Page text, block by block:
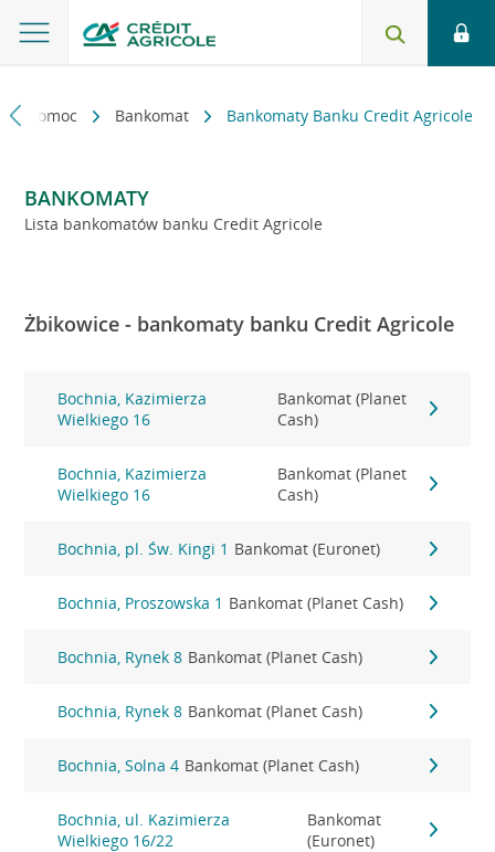
i pomoc Bankomat Bankomaty Banku Credit Agricole
BANKOMATY
Lista bankomatów banku Credit Agricole
Żbikowice - bankomaty banku Credit Agricole
Bochnia, Kazimierza
Wielkiego 16
Bankomat (Planet
Cash)
Bochnia, Kazimierza
Wielkiego 16
Bankomat (Planet
Cash)
Bochnia, pl. Św. Kingi 1 Bankomat (Euronet)
Bochnia, Proszowska 1 Bankomat (Planet Cash)
Bochnia, Rynek 8 Bankomat (Planet Cash)
Bochnia, Rynek 8 Bankomat (Planet Cash)
Bochnia, Solna 4 Bankomat (Planet Cash)
Bochnia, ul. Kazimierza
Wielkiego 16/22
Bankomat
(Euronet)